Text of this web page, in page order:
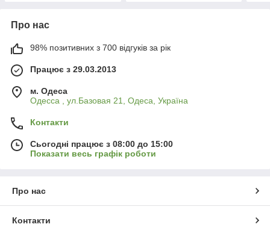
Про нас
98% позитивних з 700 відгуків за рік
Працює з 29.03.2013
м. Одеса
Одесса , ул.Базовая 21, Одеса, Україна
Контакти
Сьогодні працює з 08:00 до 15:00
Показати весь графік роботи
Про нас
Контакти